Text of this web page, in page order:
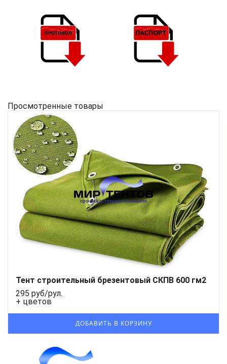
Просмотренные товары
Тент строительный брезентовый СКПВ 600 гм2
295 руб/рул.
+ цветов